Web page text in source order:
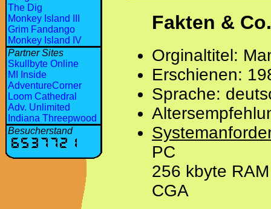
The Dig
Monkey Island III
Grim Fandango
Monkey Island IV
Partner Sites
Skullbyte Online
MI Inside
AdventureCorner
Loom Cathedral
Adv. Unlimited
Indiana Threepwood
Besucherstand
Fakten & Co.
Orginaltitel:
Erschienen:
Sprache:
PC
256 kbyte RAM
CGA